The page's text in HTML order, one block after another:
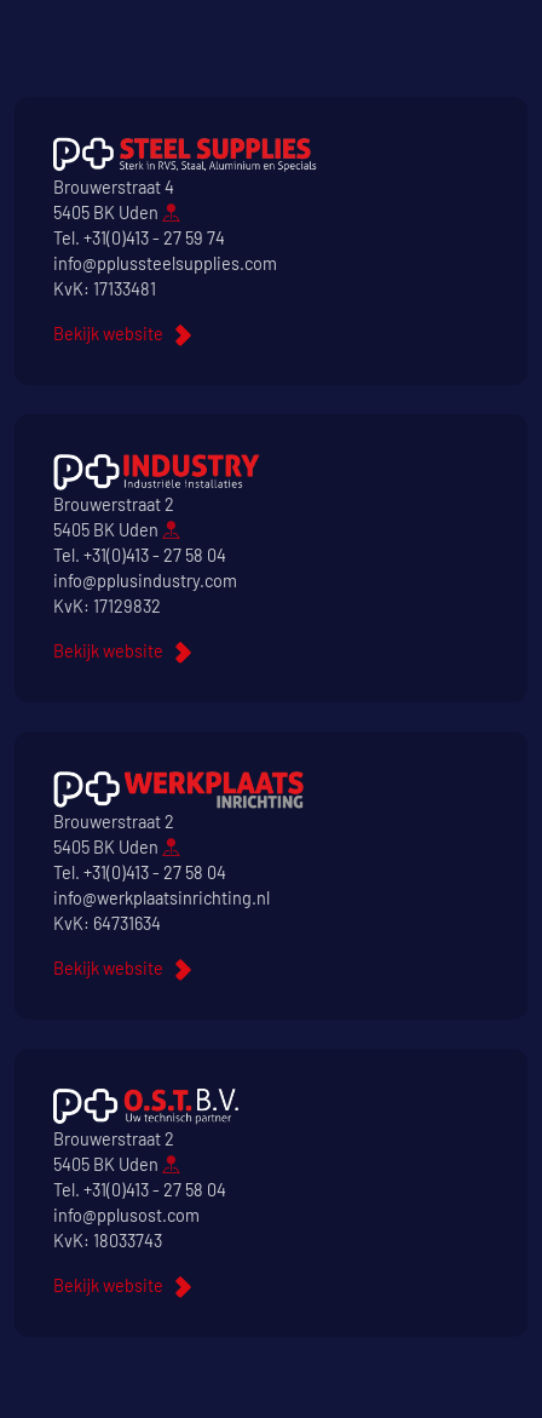
Brouwerstraat 4
5405 BK Uden
Tel. +31(0)413 - 27 59 74
info@pplussteelsupplies.com
KvK: 17133481
Bekijk website
Brouwerstraat 2
5405 BK Uden
Tel. +31(0)413 - 27 58 04
info@pplusindustry.com
KvK: 17129832
Bekijk website
Brouwerstraat 2
5405 BK Uden
Tel. +31(0)413 - 27 58 04
info@werkplaatsinrichting.nl
KvK: 64731634
Bekijk website
Brouwerstraat 2
5405 BK Uden
Tel. +31(0)413 - 27 58 04
info@pplusost.com
KvK: 18033743
Bekijk website